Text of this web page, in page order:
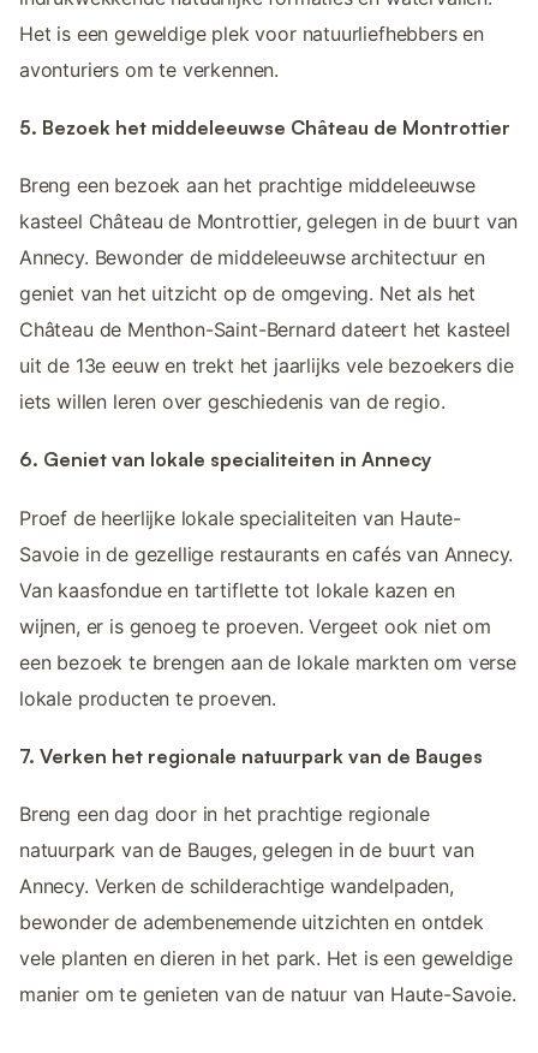
Het is een geweldige plek voor natuurliefhebbers en
avonturiers om te verkennen.
5. Bezoek het middeleeuwse Château de Montrottier
Breng een bezoek aan het prachtige middeleeuwse
kasteel Château de Montrottier, gelegen in de buurt van
Annecy. Bewonder de middeleeuwse architectuur en
geniet van het uitzicht op de omgeving. Net als het
Château de Menthon-Saint-Bernard dateert het kasteel
uit de 13e eeuw en trekt het jaarlijks vele bezoekers die
iets willen leren over geschiedenis van de regio.
6. Geniet van lokale specialiteiten in Annecy
Proef de heerlijke lokale specialiteiten van Haute-
Savoie in de gezellige restaurants en cafés van Annecy.
Van kaasfondue en tartiflette tot lokale kazen en
wijnen, er is genoeg te proeven. Vergeet ook niet om
een bezoek te brengen aan de lokale markten om verse
lokale producten te proeven.
7. Verken het regionale natuurpark van de Bauges
Breng een dag door in het prachtige regionale
natuurpark van de Bauges, gelegen in de buurt van
Annecy. Verken de schilderachtige wandelpaden,
bewonder de adembenemende uitzichten en ontdek
vele planten en dieren in het park. Het is een geweldige
manier om te genieten van de natuur van Haute-Savoie.